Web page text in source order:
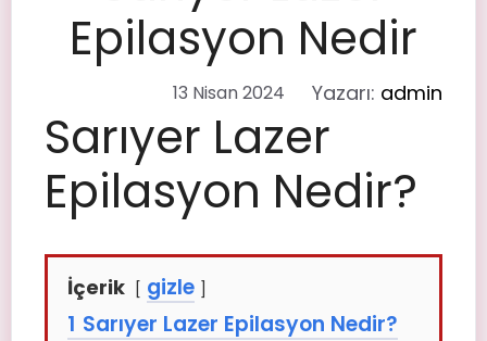
Epilasyon Nedir
13 Nisan 2024 Yazarı: admin
Sarıyer Lazer
Epilasyon Nedir?
İçerik
gizle
1 Sarıyer Lazer Epilasyon Nedir?